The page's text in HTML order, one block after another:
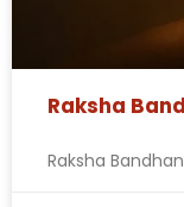
Raksha
Raksha